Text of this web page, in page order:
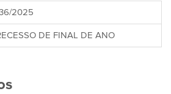
2025
DE FINAL DE ANO